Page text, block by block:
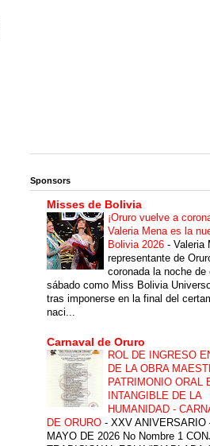
Sponsors
Misses de Bolivia
¡Oruro vuelve a
Valeria Mena es la
Bolivia 2026 - Valeria
representante de
coronada la noche de
sábado como Miss Bolivia
tras imponerse en la final del
naci...
Carnaval de Oruro
ROL DE INGRESO
DE LA OBRA
PATRIMONIO ORAL
INTANGIBLE DE LA
HUMANIDAD -
DE ORURO - XXV ANIVERSARIO
MAYO DE 2026 No Nombre 1